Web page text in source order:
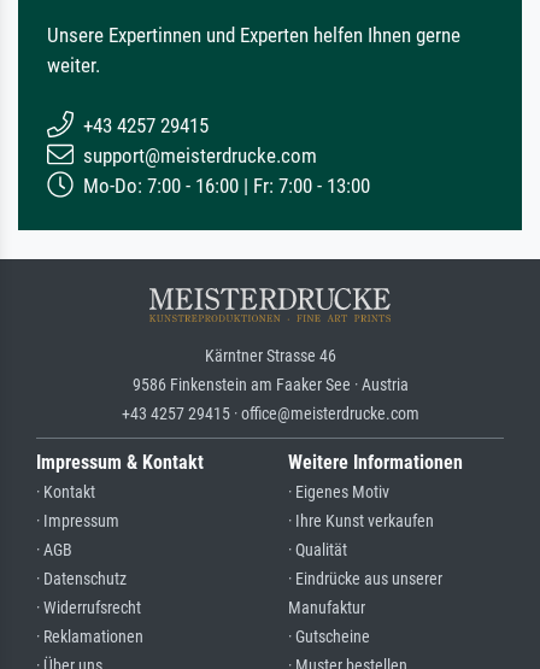
Unsere Expertinnen und Experten helfen Ihnen gerne
weiter.
+43 4257 29415
support@meisterdrucke.com
Mo-Do: 7:00 - 16:00 | Fr: 7:00 - 13:00
Kärntner Strasse 46
9586 Finkenstein am Faaker See · Austria
+43 4257 29415 · office@meisterdrucke.com
Impressum & Kontakt
· Kontakt
· Impressum
· AGB
· Datenschutz
· Widerrufsrecht
· Reklamationen
Weitere Informationen
· Eigenes Motiv
· Ihre Kunst verkaufen
· Qualität
· Eindrücke aus unserer
Manufaktur
· Gutscheine